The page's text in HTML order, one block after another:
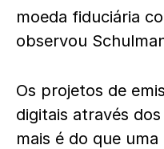
moeda fiduciária
observou
Os projetos de
digitais através
mais é do que